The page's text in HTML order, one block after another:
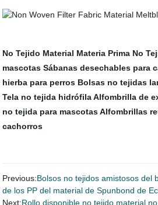
No Tejido Material Materia Prima No
mascotas Sábanas desechables para
hierba para perros Bolsas no tejidas
Tela no tejida hidrófila Alfombrilla de
no tejida para mascotas Alfombrillas
cachorros
Previous:Bolsos no tejidos amistosos del
de los PP del material de Spunbond de
Next:Rollo disponible no tejido material